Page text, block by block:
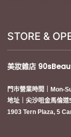
STORE &
美妝雜店
門市營業時間｜Mon-
地址｜尖沙咀金馬倫
1903 Tern Plaza, 5